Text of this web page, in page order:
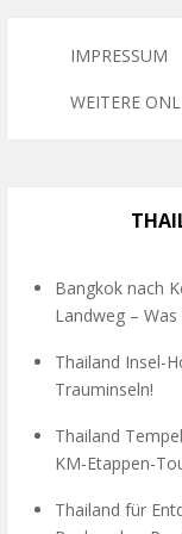
IMPRESSUM
WEITERE
Bangkok nach
Landweg –
Thailand Insel-
Trauminseln!
Thailand
KM-Etappen-
Thailand für